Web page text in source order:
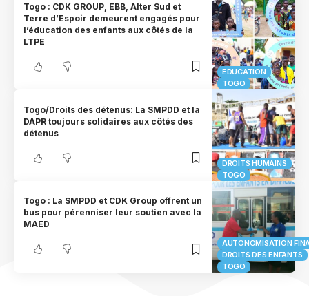
EDUCATION
TOGO
Togo : CDK GROUP, EBB, Alter Sud et
Terre d’Espoir demeurent engagés pour
l’éducation des enfants aux côtés de la
LTPE
DROITS HUMAINS
TOGO
Togo/Droits des détenus: La SMPDD et la
DAPR toujours solidaires aux côtés des
détenus
AUTONOMISATION
DROITS DES ENFANTS
TOGO
Togo : La SMPDD et CDK Group offrent un
bus pour pérenniser leur soutien avec la
MAED